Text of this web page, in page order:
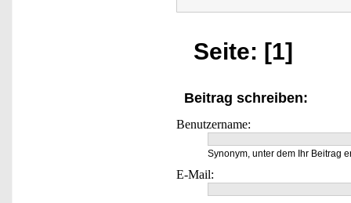
Seite: [1]
Beitrag schreiben:
Benutzername:
Synonym, unter dem Ihr Beitrag
E-Mail: